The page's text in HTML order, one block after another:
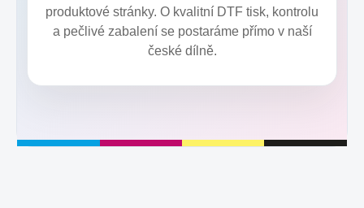
produktové stránky. O kvalitní DTF tisk, kontrolu
a pečlivé zabalení se postaráme přímo v naší
české dílně.